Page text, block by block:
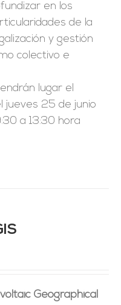
en los
de la
y gestión
colectivo e
lugar el
jueves 25 de junio
a 13:30 hora
Geographical